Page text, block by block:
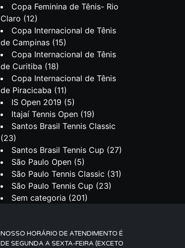
Copa Feminina de Tênis- Rio
Claro (12)
Copa Internacional de Tênis
de Campinas (15)
Copa Internacional de Tênis
de Curitiba (18)
Copa Internacional de Tênis
de Piracicaba (11)
IS Open 2019 (5)
Itajaí Tennis Open (19)
Santos Brasil Tennis Classic
(23)
Santos Brasil Tennis Cup (27)
São Paulo Open (5)
São Paulo Tennis Classic (31)
São Paulo Tennis Cup (23)
Sem categoria (201)
NOSSO HORÁRIO DE ATENDIMENTO É
DE SEGUNDA A SEXTA-FEIRA (EXCETO